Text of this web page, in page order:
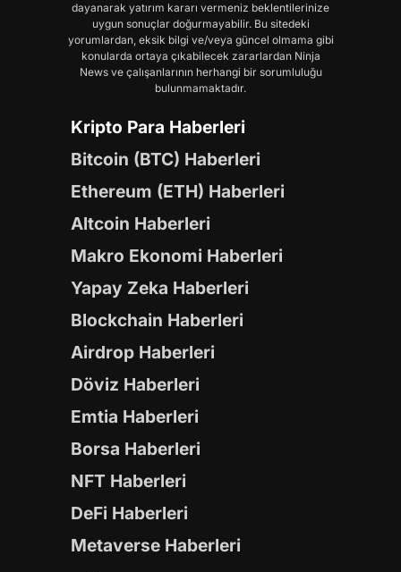
dayanarak yatırım kararı vermeniz beklentilerinize
uygun sonuçlar doğurmayabilir. Bu sitedeki
yorumlardan, eksik bilgi ve/veya güncel olmama gibi
konularda ortaya çıkabilecek zararlardan Ninja
News ve çalışanlarının herhangi bir sorumluluğu
bulunmamaktadır.
Kripto Para Haberleri
Bitcoin (BTC) Haberleri
Ethereum (ETH) Haberleri
Altcoin Haberleri
Makro Ekonomi Haberleri
Yapay Zeka Haberleri
Blockchain Haberleri
Airdrop Haberleri
Döviz Haberleri
Emtia Haberleri
Borsa Haberleri
NFT Haberleri
DeFi Haberleri
Metaverse Haberleri